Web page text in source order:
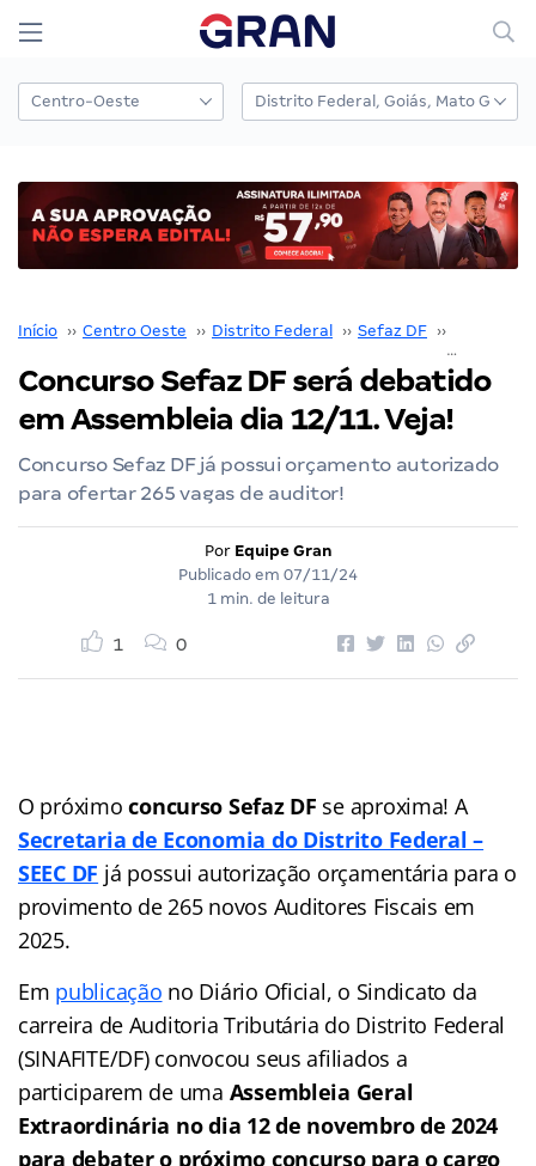
Início ›› Centro Oeste ›› Distrito Federal ›› Sefaz DF ››
Concurso Sefaz DF será debatido
em Assembleia dia 12/11. Veja!
Concurso Sefaz DF já possui orçamento autorizado
para ofertar 265 vagas de auditor!
Por Equipe Gran
Publicado em 07/11/24
1 min. de leitura
1 0
O próximoconcurso Sefaz DF se aproxima! A
Secretaria de Economia do Distrito Federal –
SEEC DF já possui autorização orçamentária para o
provimento de 265 novos Auditores Fiscais em
2025.
Em publicação no Diário Oficial, o Sindicato da
carreira de Auditoria Tributária do Distrito Federal
(SINAFITE/DF) convocou seus afiliados a
participarem de uma Assembleia Geral
Extraordinária no dia 12 de novembro de 2024
para debater o próximo concurso para o cargo